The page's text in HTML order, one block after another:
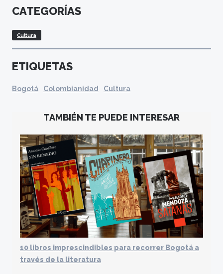
CATEGORÍAS
Cultura
ETIQUETAS
Bogotá Colombianidad Cultura
TAMBIÉN TE PUEDE INTERESAR
10 libros imprescindibles para recorrer Bogotá a
través de la literatura